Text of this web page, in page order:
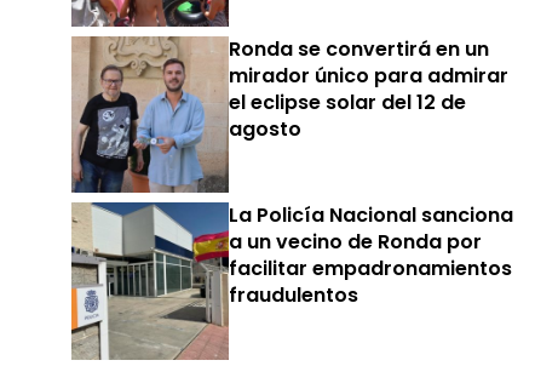
Ronda se convertirá en un
mirador único para admirar
el eclipse solar del 12 de
agosto
La Policía Nacional sanciona
a un vecino de Ronda por
facilitar empadronamientos
fraudulentos